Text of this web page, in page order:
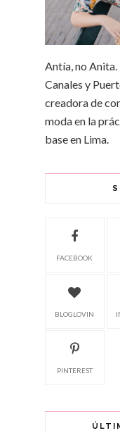
Antía, no Anita.
Canales y
creadora de
moda en la
base en Lima.
FACEBOOK
BLOGLOVIN
PINTEREST